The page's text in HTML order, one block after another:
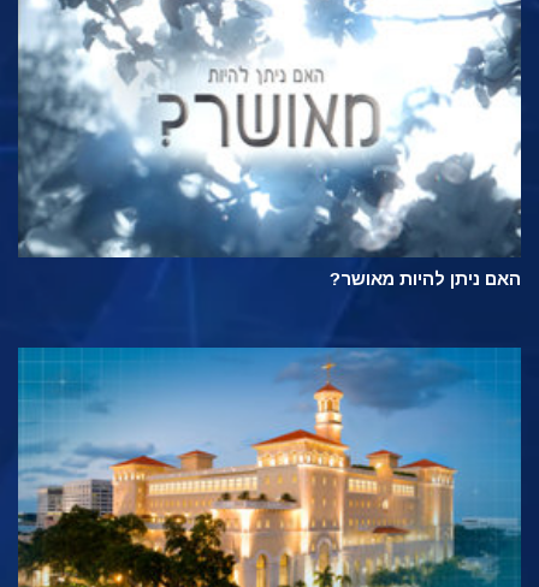
האם ניתן להיות מאושר?